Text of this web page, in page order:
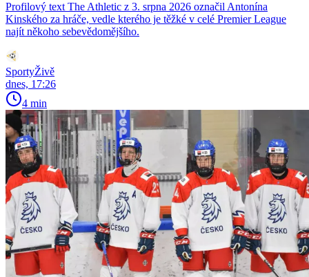
Profilový text The Athletic z 3. srpna 2026 označil Antonína
Kinského za hráče, vedle kterého je těžké v celé Premier League
najít někoho sebevědomějšího.
SportyŽivě
dnes, 17:26
4 min